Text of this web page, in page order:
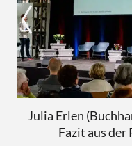
Julia Erlen
Fazit aus